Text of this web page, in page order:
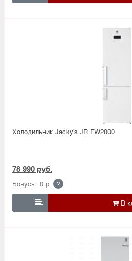
Холодильник Jacky's JR FW2000
78 990 руб.
Бонусы: 0 р. ?
